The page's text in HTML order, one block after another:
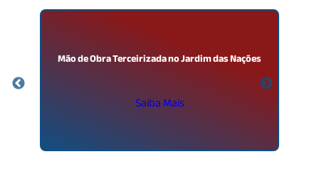
Mão de Obra Terceirizada no Jardim das Nações
Saiba Mais